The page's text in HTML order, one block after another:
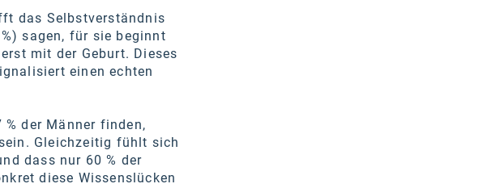
das Selbstverständnis
sagen, für sie beginnt
mit der Geburt. Dieses
einen echten
der Männer finden,
Gleichzeitig fühlt sich
dass nur 60 % der
diese Wissenslücken